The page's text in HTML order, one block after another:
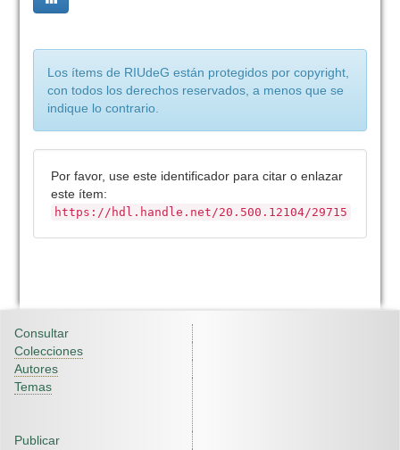
Los ítems de RIUdeG están protegidos por copyright,
con todos los derechos reservados, a menos que se
indique lo contrario.
Por favor, use este identificador para citar o enlazar
este ítem:
https://hdl.handle.net/20.500.12104/29715
Consultar
Colecciones
Autores
Temas
Publicar